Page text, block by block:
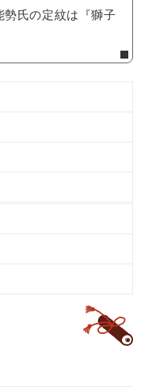
氏の定紋は『獅子